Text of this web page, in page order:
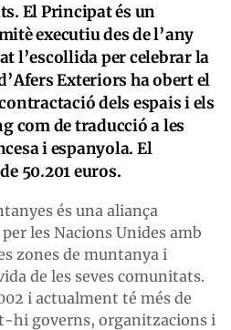
El Principat és un
executiu des de l’any
l’escollida per celebrar la
Exteriors ha obert el
dels espais i els
com de traducció a les
i espanyola. El
50.201 euros.
és una aliança
les Nacions Unides amb
zones de muntanya i
de les seves comunitats.
i actualment té més de
hi governs, organitzacions i